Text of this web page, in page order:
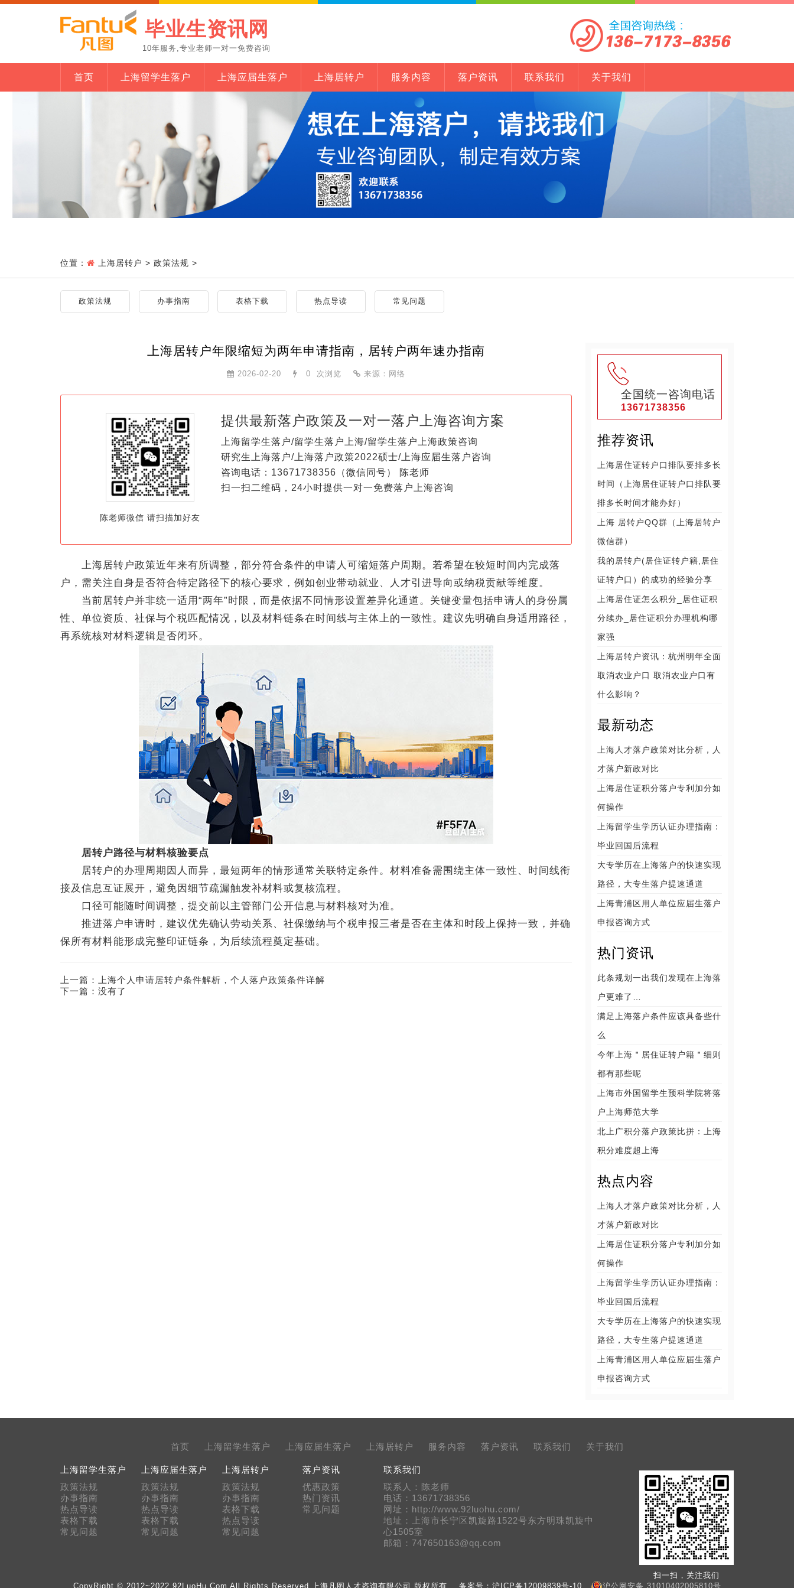
毕业生资讯网
10年服务,专业老师一对一免费咨询
首页 上海留学生落户 上海应届生落户 上海居转户 服务内容 落户资讯 联系我们 关于我们
位置： 上海居转户 > 政策法规 >
政策法规 办事指南 表格下载 热点导读 常见问题
上海居转户年限缩短为两年申请指南，居转户两年速办指南
2026-02-20 0 次浏览 来源：网络
陈老师微信 请扫描加好友
提供最新落户政策及一对一落户上海咨询方案
上海留学生落户/留学生落户上海/留学生落户上海政策咨询
研究生上海落户/上海落户政策2022硕士/上海应届生落户咨询
咨询电话：13671738356（微信同号） 陈老师
扫一扫二维码，24小时提供一对一免费落户上海咨询
上海居转户政策近年来有所调整，部分符合条件的申请人可缩短落户周期。若希望在较短时间内完成落
户，需关注自身是否符合特定路径下的核心要求，例如创业带动就业、人才引进导向或纳税贡献等维度。
当前居转户并非统一适用“两年”时限，而是依据不同情形设置差异化通道。关键变量包括申请人的身份属
性、单位资质、社保与个税匹配情况，以及材料链条在时间线与主体上的一致性。建议先明确自身适用路径，
再系统核对材料逻辑是否闭环。
居转户路径与材料核验要点
居转户的办理周期因人而异，最短两年的情形通常关联特定条件。材料准备需围绕主体一致性、时间线衔
接及信息互证展开，避免因细节疏漏触发补材料或复核流程。
口径可能随时间调整，提交前以主管部门公开信息与材料核对为准。
推进落户申请时，建议优先确认劳动关系、社保缴纳与个税申报三者是否在主体和时段上保持一致，并确
保所有材料能形成完整印证链条，为后续流程奠定基础。
上一篇：
上海个人申请居转户条件解析，个人落户政策条件详解
下一篇：没有了
全国统一咨询电话
13671738356
推荐资讯
上海居住证转户口排队要排多长
时间（上海居住证转户口排队要
排多长时间才能办好）
上海 居转户QQ群（上海居转户
微信群）
我的居转户(居住证转户籍,居住
证转户口）的成功的经验分享
上海居住证怎么积分_居住证积
分续办_居住证积分办理机构哪
家强
上海居转户资讯：杭州明年全面
取消农业户口 取消农业户口有
什么影响？
最新动态
上海人才落户政策对比分析，人
才落户新政对比
上海居住证积分落户专利加分如
何操作
上海留学生学历认证办理指南：
毕业回国后流程
大专学历在上海落户的快速实现
路径，大专生落户提速通道
上海青浦区用人单位应届生落户
申报咨询方式
热门资讯
此条规划一出我们发现在上海落
户更难了…
满足上海落户条件应该具备些什
么
今年上海＂居住证转户籍＂细则
都有那些呢
上海市外国留学生预科学院将落
户上海师范大学
北上广积分落户政策比拼：上海
积分难度超上海
热点内容
上海人才落户政策对比分析，人
才落户新政对比
上海居住证积分落户专利加分如
何操作
上海留学生学历认证办理指南：
毕业回国后流程
大专学历在上海落户的快速实现
路径，大专生落户提速通道
上海青浦区用人单位应届生落户
申报咨询方式
首页 上海留学生落户 上海应届生落户 上海居转户 服务内容 落户资讯 联系我们 关于我们
上海留学生落户
政策法规
办事指南
热点导读
表格下载
常见问题
上海应届生落户
政策法规
办事指南
热点导读
表格下载
常见问题
上海居转户
政策法规
办事指南
表格下载
热点导读
常见问题
落户资讯
优惠政策
热门资讯
常见问题
联系我们
联系人：陈老师
电话：13671738356
网址：http://www.92luohu.com/
地址：上海市长宁区凯旋路1522号东方明珠凯旋中
心1505室
邮箱：747650163@qq.com
扫一扫，关注我们
CopyRight © 2012~2022 92LuoHu.Com All Rights Reserved 上海凡图人才咨询有限公司 版权所有 备案号： 沪ICP备12009839号-10 沪公网安备 31010402005810号